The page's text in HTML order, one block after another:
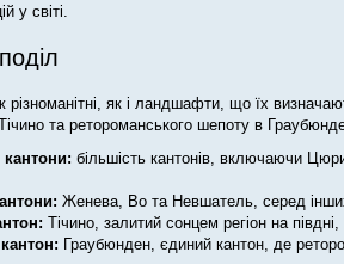
у світі.
різноманітні, як і ландшафти, що їх
Тічино та ретороманського шепоту в
більшість кантонів, включаючи
Женева, Во та Невшатель, серед
Тічино, залитий сонцем регіон на
Граубюнден, єдиний кантон, де